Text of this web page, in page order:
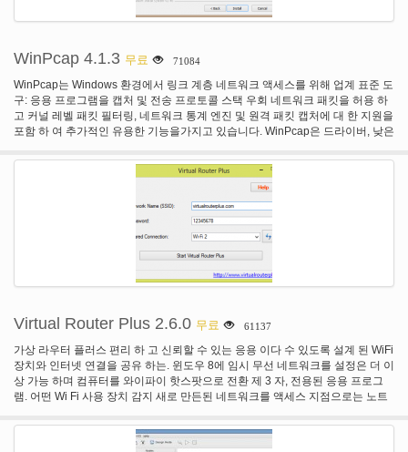
Cybercafe에서 모든 컴퓨터에 액세스 하 고 귀하의 책상에서 이동 하지 않고 필
요한 모든 변경 수 있습니다. HandyCafe 인터넷 카페 소프트웨어는 쉽게
출납 원 및 HandyCafe 인터넷 카페 소프트웨어와 함께 직원에 대 한 개별 계정
을 만들과 당신이 원하는대로 권한 부여를 제공. 당신은 또한 당신의 Cybercafe
에 대 한 언제 든 지 출납 원 및 프로세스의 모든 수익을 보고할 수 있습니다. 즉
각적인와 비주얼 컴퓨터 감독 HandyCafe 인터넷 카페 소프트웨어는 모니터링
하 고 당신이 원하는 모든 컴퓨터 완전히 또는 개별적으로 관리할 수 있도록 디
자인. 당신이 원하는 언제 든 지 귀하의 클라이언트의 화면 캡처를 얻을 수 있습
전체 제어를 걸릴 것 이다. 프린터 추적 모듈 고객 그것을 사용 하는 동안 자동으
로 귀하의 인터넷 카페에 프린터를 감독할 수 있습니다 당신과 다음 과정 가격
하실 수 있습니다. 기타 소득 게다가 PC 사용 HandyCafe 인터넷 카페 소프트웨
어의 관리 기타 소득 공급자 도구와 게임 플레이 스테이션, 주사위 놀이, 당구, 체
스, 등, 등에 대 한 타이밍 프로세스를 만들고 모든 결과 보고 합니다. 모든 작업
을 Cybercafe에 신뢰성 및 가격 옵션을 조정 하 게 쉬운 쉽게 할 것입니다.
WinPcap 4.1.3 무료 71084
WinPcap는 Windows 환경에서 링크 계층 네트워크 액세스를 위해 업계 표준 도
구: 응용 프로그램을 캡처 및 전송 프로토콜 스택 우회 네트워크 패킷을 허용 하
고 커널 레벨 패킷 필터링, 네트워크 통계 엔진 및 원격 패킷 캡처에 대 한 지원을
포함 하 여 추가적인 유용한 기능을가지고 있습니다. WinPcap은 드라이버, 낮은
준의 네트워크 계층에 액세스 하는 데 사용 되는 라이브러리 구성 되어 있습니
다. 이 라이브러리에는 잘 알려진 libpcap Unix API의 Windows 버전이 포함 되
어 있습니다. 그것의 기능 집합이 덕분에 WinPcap 패킷 캡처 이며 필터링 엔진
의 많은 오픈 소스와 상용 네트워크 도구, 프로토콜 분석기를 포함 하 여 네트워
크 모니터, 네트워크 침입 탐지 시스템, 탐지기, 트래픽 발생기 및 네트워크 테스
터. Wireshark, Nmap, 흡입, ntop 이러한 도구 중 일부는 알려지고 네트워킹 사
회 전반에 걸쳐 사용. Winpcap.org 인기 있는 tcpdump 도구의 Windows 버전
WinDump 집 이기도합니다. WinDump 시계, 진단 하 고 다양 한 복잡 한 규칙에
따라 디스크 네트워크 트래픽을 저장 사용할 수 있습니다. 특징: · 고성능입니다.
터 컴파일 및 커널 수준의 통계 처리 같은 플러스 문학 (예를 들어, 커널 수준 필
터링과 버퍼링, 문맥 스위치 완화, 부분 패킷 복사), 캡처. 이러한 이유로
WinPcap 다른 유사한 접근을 능가. · 인기 있는. WinPcap 네트워크 인터페이스
로 많은 도구에 의해 사용 됩니다--둘 다 무료 및 프로토콜 분석기, 네트워크 모
니터, 네트워크 침입 탐지 시스템, 탐지기를 포함 하 여 상업 교통 발전기, 네트워
크 테스터, 등등. 흡입 공기 같게, Nmap, WinDump, ntop 같은 이러한 도구 중 일
번 매일입니다. · 시험 하는 그리고 신뢰할 수 있는. 많은 사용자가 다양 한 플랫
폼에 WinPcap를 테스트 하 고 가장 미묘한 버그를 찾는 수 년에 걸쳐 공헌 했다.
Virtual Router Plus 2.6.0 무료 61137
가상 라우터 플러스 편리 하 고 신뢰할 수 있는 응용 이다 수 있도록 설계 된 WiFi
장치와 인터넷 연결을 공유 하는. 윈도우 8에 임시 무선 네트워크를 설정은 더 이
상 가능 하며 컴퓨터를 와이파이 핫스팟으로 전환 제 3 자, 전용된 응용 프로그
램. 어떤 Wi Fi 사용 장치 감지 새로 만든된 네트워크를 액세스 지점으로는 노트
팟은 윈도우 7, 윈도우 8, 윈도우 서버 2008 r 2와 윈도우 서버 2012을 실행 하는
Pc에 대 한 무료, 오픈 소스 소프트웨어를 기반으로 라우터. 가상 Wifi 핫스팟을